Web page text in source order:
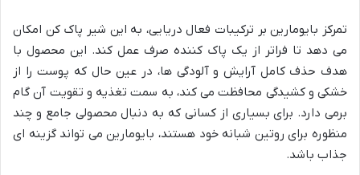
تمرکز بایومارین بر ترکیبات فعال دریایی، به این شیر پاک کن امکان
می دهد تا فراتر از یک پاک کننده صرف عمل کند. این محصول با
هدف حذف کامل آرایش و آلودگی ها، در عین حال که پوست را از
خشکی و کشیدگی محافظت می کند، به سمت تغذیه و تقویت آن گام
برمی دارد. برای بسیاری از کسانی که به دنبال محصولی جامع و چند
منظوره برای روتین شبانه خود هستند، بایومارین می تواند گزینه ای
جذاب باشد.